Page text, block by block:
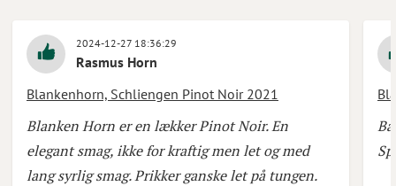
2024-12-27 18:36:29
Rasmus Horn
Blankenhorn, Schliengen Pinot Noir 2021
Blanken Horn er en lækker Pinot Noir. En
elegant smag, ikke for kraftig men let og med
lang syrlig smag. Prikker ganske let på tungen.